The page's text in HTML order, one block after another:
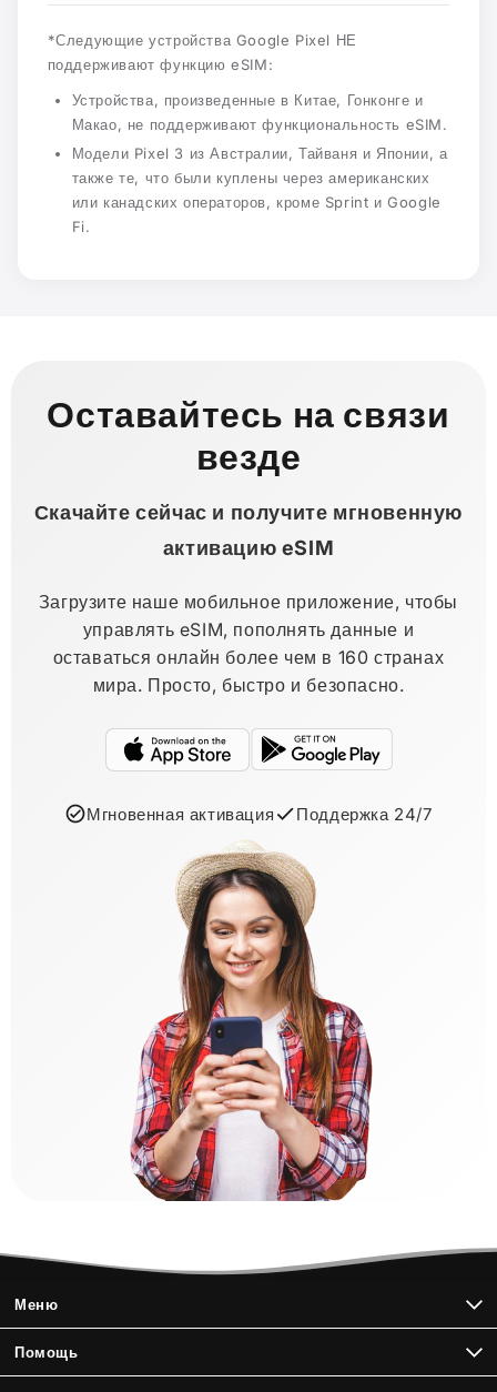
*Следующие устройства Google Pixel НЕ
поддерживают функцию eSIM:
Устройства, произведенные в Китае, Гонконге и
Макао, не поддерживают функциональность eSIM.
Модели Pixel 3 из Австралии, Тайваня и Японии, а
также те, что были куплены через американских
или канадских операторов, кроме Sprint и Google
Fi.
Оставайтесь на связи
везде
Скачайте сейчас и получите мгновенную
активацию eSIM
Загрузите наше мобильное приложение, чтобы
управлять eSIM, пополнять данные и
оставаться онлайн более чем в 160 странах
мира. Просто, быстро и безопасно.
Мгновенная активация Поддержка 24/7
Меню
Помощь